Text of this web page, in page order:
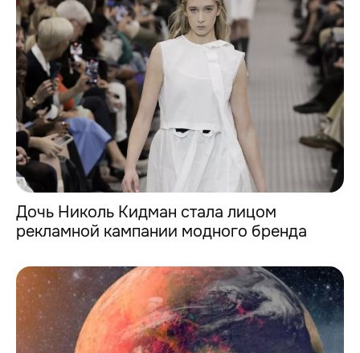
Дочь Николь Кидман стала лицом
рекламной кампании модного бренда